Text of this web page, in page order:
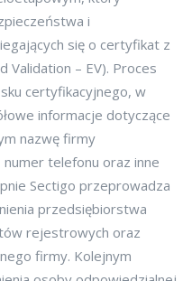
i
się o certyfikat z
Validation – EV). Proces
certyfikacyjnego, w
informacje dotyczące
nazwę firmy
telefonu oraz inne
Sectigo przeprowadza
przedsiębiorstwa
rejestrowych oraz
firmy. Kolejnym